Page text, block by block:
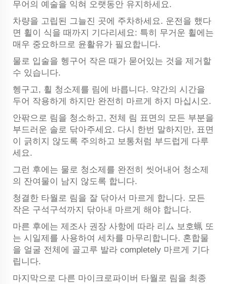
무어의 예술을 익혀 오랫동안 유지하세요.
차량을 고립된 그늘진 곳에 주차하세요. 운전을 했다
면 휠이 식을 때까지 기다리세요: 특히 무거운 휠에는
매우 중요하므로 윤활유가 필요합니다.
물로 입술을 헹구어 작은 때가 묻어있는 것을 제거할
수 있습니다.
헹구고, 휠 청소제를 림에 바릅니다. 약간의 시간을
두어 작용하게 하지만 완전히 마르게 하지 마십시오.
안팎으로 림을 청소하고, 전체 림 표면의 모든 부분을
부드러운 솔로 닦아주세요. 다시 한번 말하지만, 표면
이 긁히지 않도록 주의하고 보통처럼 부드럽게 다루
세요.
그런 후에는 물로 청소제를 완전히 씻어내어 청소제
의 잔여물이 남지 않도록 합니다.
청결한 타월로 림을 잘 닦아서 마르게 합니다. 모든
작은 구석구석까지 닦아내 마르게 해야 합니다.
마른 후에는 제조사 권장 사항에 따라 리ム 보호蝋 또
는 시일제를 사용하여 세차를 마무리합니다. 혼합물
을 얼굴 전체에 골고루 발라 completely 마르게 기다
립니다.
마지막으로 다른 마이크로파이버 타월로 림을 최종